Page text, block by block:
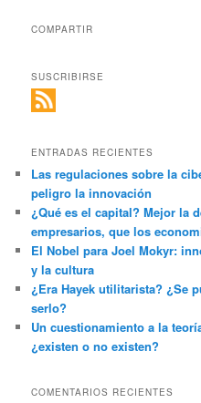
COMPARTIR
SUSCRIBIRSE
ENTRADAS RECIENTES
Las regulaciones sobre la
peligro la innovación
¿Qué es el capital? Mejor la
empresarios, que los
El Nobel para Joel Mokyr:
y la cultura
¿Era Hayek utilitarista? ¿Se
serlo?
Un cuestionamiento a la
¿existen o no existen?
COMENTARIOS RECIENTES